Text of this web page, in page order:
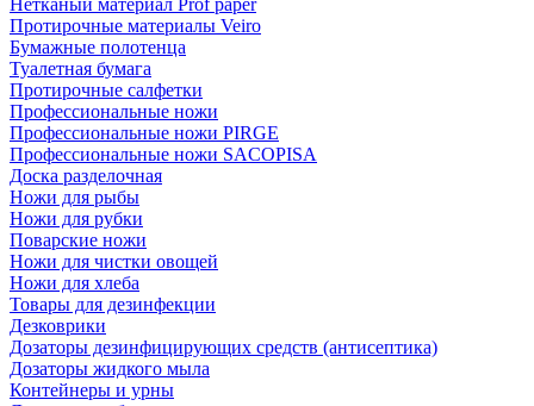
Нетканый материал Prof paper
Протирочные материалы Veiro
Бумажные полотенца
Туалетная бумага
Протирочные салфетки
Профессиональные ножи
Профессиональные ножи PIRGE
Профессиональные ножи SACOPISA
Доска разделочная
Ножи для рыбы
Ножи для рубки
Поварские ножи
Ножи для чистки овощей
Ножи для хлеба
Товары для дезинфекции
Дезковрики
Дозаторы дезинфицирующих средств (антисептика)
Дозаторы жидкого мыла
Контейнеры и урны